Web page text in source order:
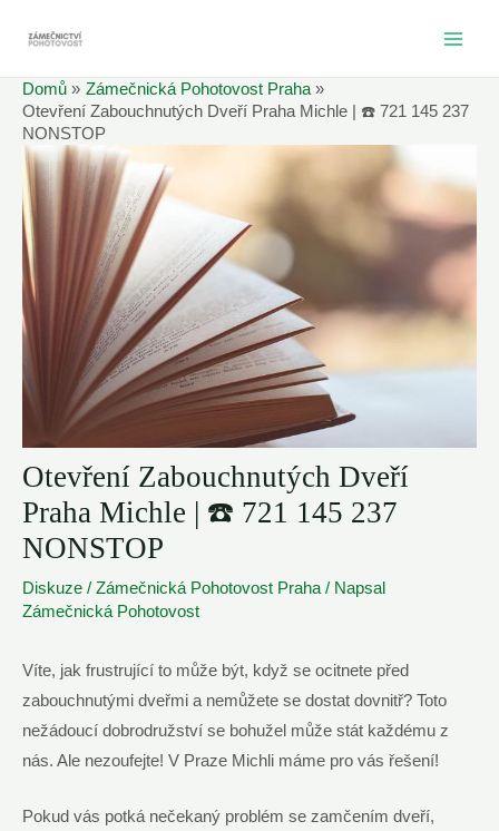
Domů
Zámečnická Pohotovost Praha
Otevření Zabouchnutých Dveří Praha Michle | ☎️ 721 145 237
NONSTOP
Otevření Zabouchnutých Dveří
Praha Michle | ☎️ 721 145 237
NONSTOP
Diskuze / Zámečnická Pohotovost Praha / Napsal
Zámečnická Pohotovost
Víte, jak frustrující to může být, když se ocitnete před
zabouchnutými dveřmi a nemůžete se dostat dovnitř? Toto
nežádoucí dobrodružství se bohužel může stát každému z
nás. Ale nezoufejte! V Praze Michli máme pro vás řešení!
Pokud vás potká nečekaný problém se zamčením dveří,